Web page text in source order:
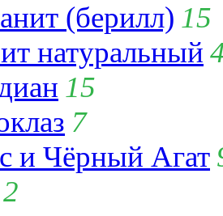
(берилл) 15
натуральный
15
7
и Чёрный Агат
2